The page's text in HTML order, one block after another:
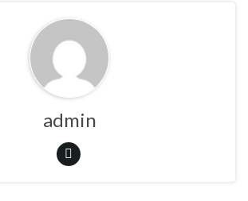
admin